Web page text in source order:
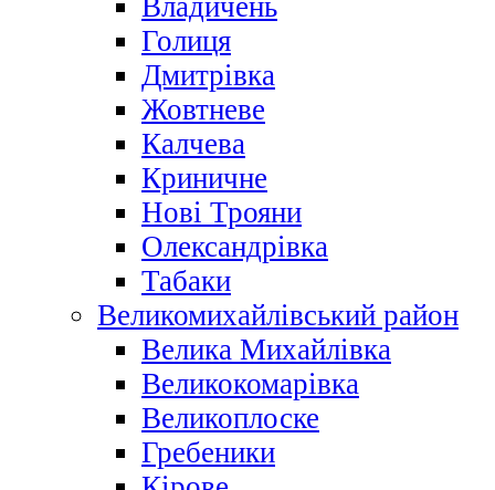
Владичень
Голиця
Дмитрівка
Жовтневе
Калчева
Криничне
Нові Трояни
Олександрівка
Табаки
Великомихайлівський район
Велика Михайлівка
Великокомарівка
Великоплоске
Гребеники